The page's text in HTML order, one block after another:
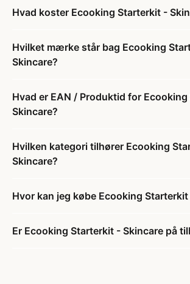
Hvad koster Ecooking Starterkit -
Hvilket mærke står bag Ecooking
Skincare?
Hvad er EAN / Produktid for
Skincare?
Hvilken kategori tilhører Ecooking
Skincare?
Hvor kan jeg købe Ecooking
Er Ecooking Starterkit - Skincare på